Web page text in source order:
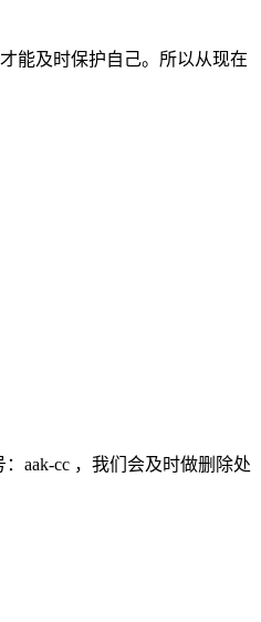
能及时保护自己。所以从现在
aak-cc ，我们会及时做删除处